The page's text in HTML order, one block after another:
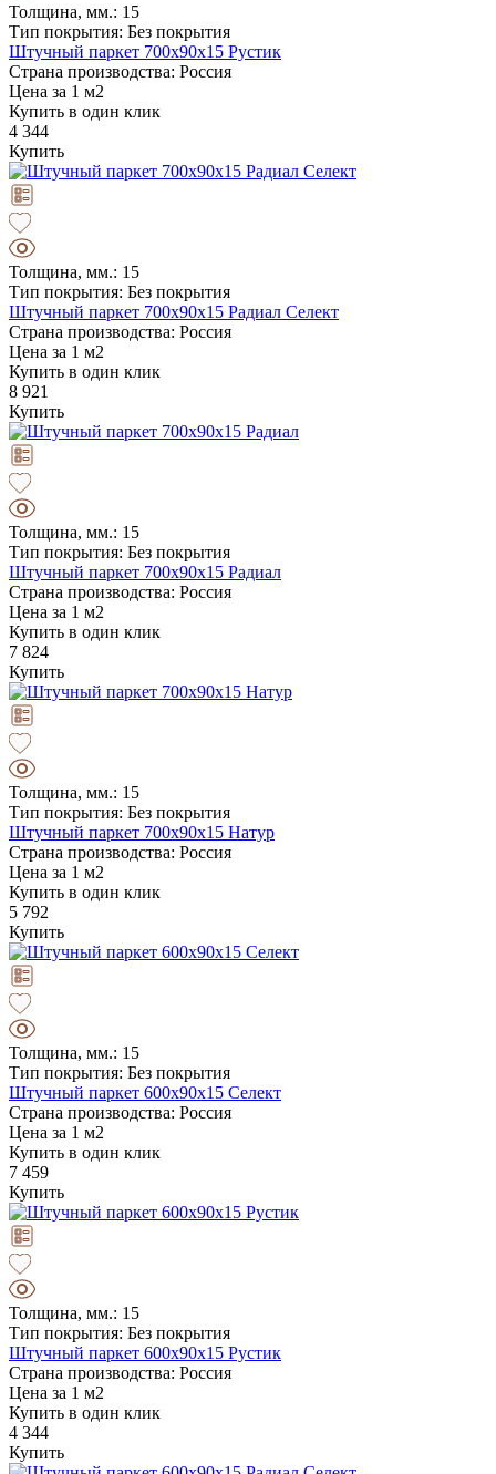
Толщина, мм.: 15
Тип покрытия: Без покрытия
Штучный паркет 700х90х15 Рустик
Страна производства: Россия
Цена за 1 м2
Купить в один клик
4 344
Купить
Толщина, мм.: 15
Тип покрытия: Без покрытия
Штучный паркет 700х90х15 Радиал Селект
Страна производства: Россия
Цена за 1 м2
Купить в один клик
8 921
Купить
Толщина, мм.: 15
Тип покрытия: Без покрытия
Штучный паркет 700х90х15 Радиал
Страна производства: Россия
Цена за 1 м2
Купить в один клик
7 824
Купить
Толщина, мм.: 15
Тип покрытия: Без покрытия
Штучный паркет 700х90х15 Натур
Страна производства: Россия
Цена за 1 м2
Купить в один клик
5 792
Купить
Толщина, мм.: 15
Тип покрытия: Без покрытия
Штучный паркет 600х90х15 Селект
Страна производства: Россия
Цена за 1 м2
Купить в один клик
7 459
Купить
Толщина, мм.: 15
Тип покрытия: Без покрытия
Штучный паркет 600х90х15 Рустик
Страна производства: Россия
Цена за 1 м2
Купить в один клик
4 344
Купить